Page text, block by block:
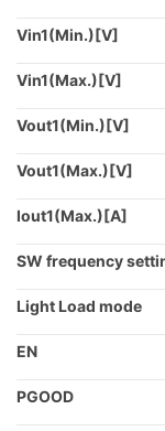
Vin1(Min.)[V]
Vin1(Max.)[V]
Vout1(Min.)[V]
Vout1(Max.)[V]
Iout1(Max.)[A]
SW frequency
Light Load mode
EN
PGOOD